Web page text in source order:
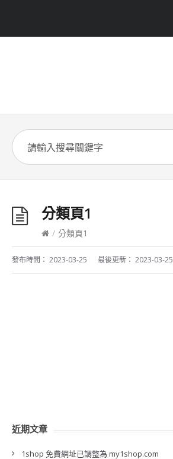
分類頁1
/ 分類頁1
發布時間： 2023-03-25 最後更新： 2023-03-25
近期文章
1shop 免費網址已調整為 my1shop.com